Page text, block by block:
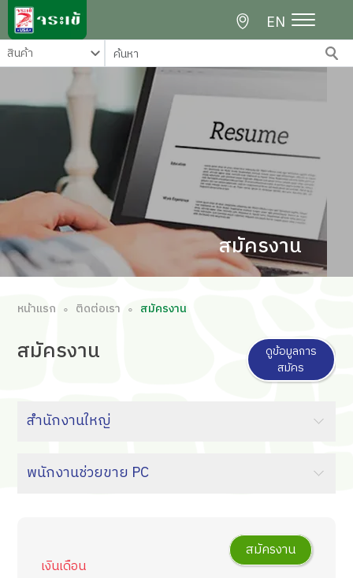
EN
สมัครงาน
หน้าแรก ∘ ติดต่อเรา ∘ สมัครงาน
สมัครงาน
ดูข้อมูลการ
สมัคร
สมัครงาน
เงินเดือน